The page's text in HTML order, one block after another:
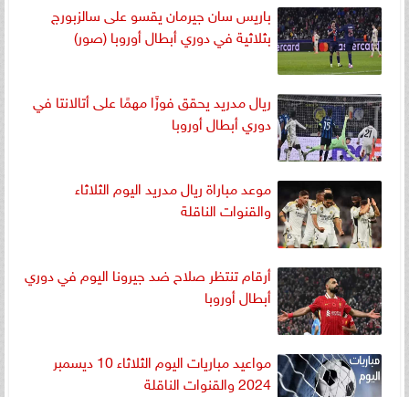
باريس سان جيرمان يقسو على سالزبورج
بثلاثية في دوري أبطال أوروبا (صور)
ريال مدريد يحقق فوزًا مهمًا على أتالانتا في
دوري أبطال أوروبا
موعد مباراة ريال مدريد اليوم الثلاثاء
والقنوات الناقلة
أرقام تنتظر صلاح ضد جيرونا اليوم في دوري
أبطال أوروبا
مواعيد مباريات اليوم الثلاثاء 10 ديسمبر
2024 والقنوات الناقلة